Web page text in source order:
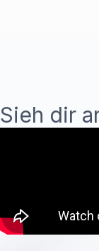
Sieh dir